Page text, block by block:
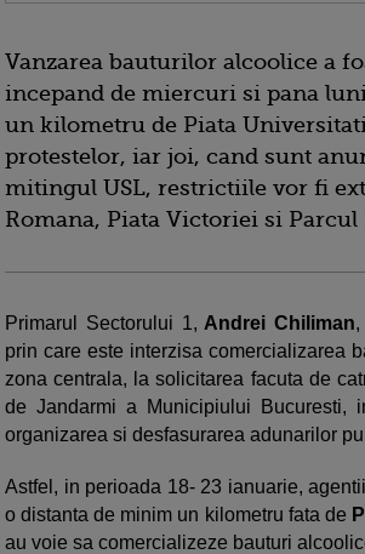
Vanzarea bauturilor alcoolice a
incepand de miercuri si pana
un kilometru de Piata
protestelor, iar joi, cand sunt
mitingul USL, restrictiile vor fi
Romana, Piata Victoriei si Parcul
Primarul Sectorului 1, Andrei Chiliman
prin care este interzisa comercializarea
zona centrala, la solicitarea facuta de
de Jandarmi a Municipiului Bucuresti,
organizarea si desfasurarea adunarilor
Astfel, in perioada 18- 23 ianuarie,
o distanta de minim un kilometru fata de
au voie sa comercializeze bauturi